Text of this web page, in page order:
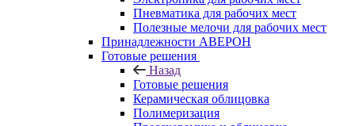
Пневматика для рабочих мест
Полезные мелочи для рабочих мест
Принадлежности АВЕРОН
Готовые решения
Назад
Готовые решения
Керамическая облицовка
Полимеризация